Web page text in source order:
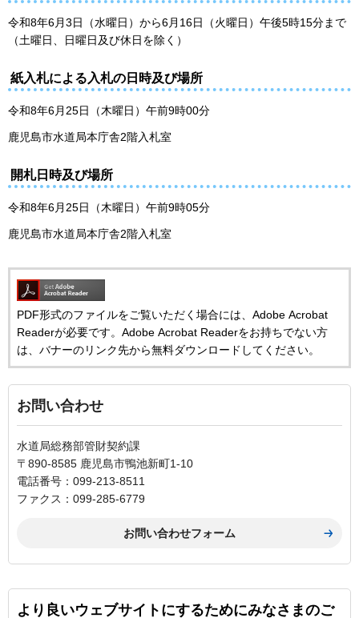
令和8年6月3日（水曜日）から6月16日（火曜日）午後5時15分まで
（土曜日、日曜日及び休日を除く）
紙入札による入札の日時及び場所
令和8年6月25日（木曜日）午前9時00分
鹿児島市水道局本庁舎2階入札室
開札日時及び場所
令和8年6月25日（木曜日）午前9時05分
鹿児島市水道局本庁舎2階入札室
PDF形式のファイルをご覧いただく場合には、Adobe Acrobat
Readerが必要です。Adobe Acrobat Readerをお持ちでない方
は、バナーのリンク先から無料ダウンロードしてください。
お問い合わせ
水道局総務部管財契約課
〒890-8585 鹿児島市鴨池新町1-10
電話番号：099-213-8511
ファクス：099-285-6779
より良いウェブサイトにするためにみなさまのご